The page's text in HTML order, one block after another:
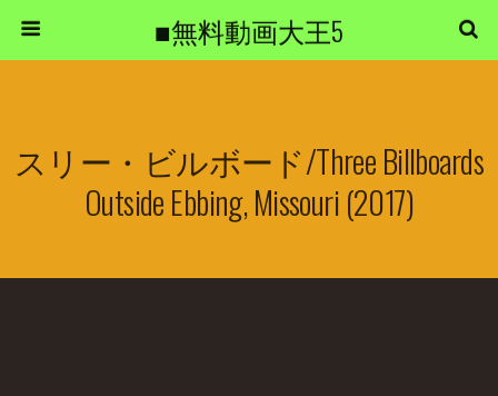
■無料動画大王5
スリー・ビルボード/Three Billboards
Outside Ebbing, Missouri (2017)